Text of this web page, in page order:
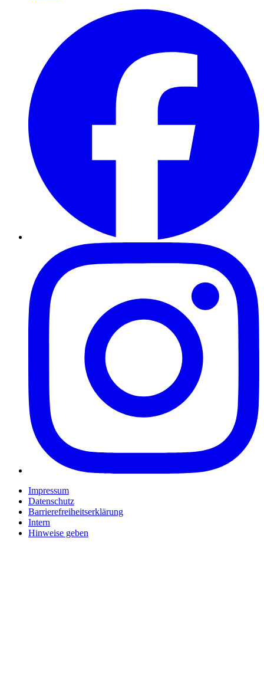
Impressum
Datenschutz
Barrierefreiheitserklärung
Intern
Hinweise geben